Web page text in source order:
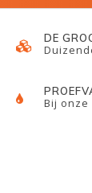
DE
Bij onze